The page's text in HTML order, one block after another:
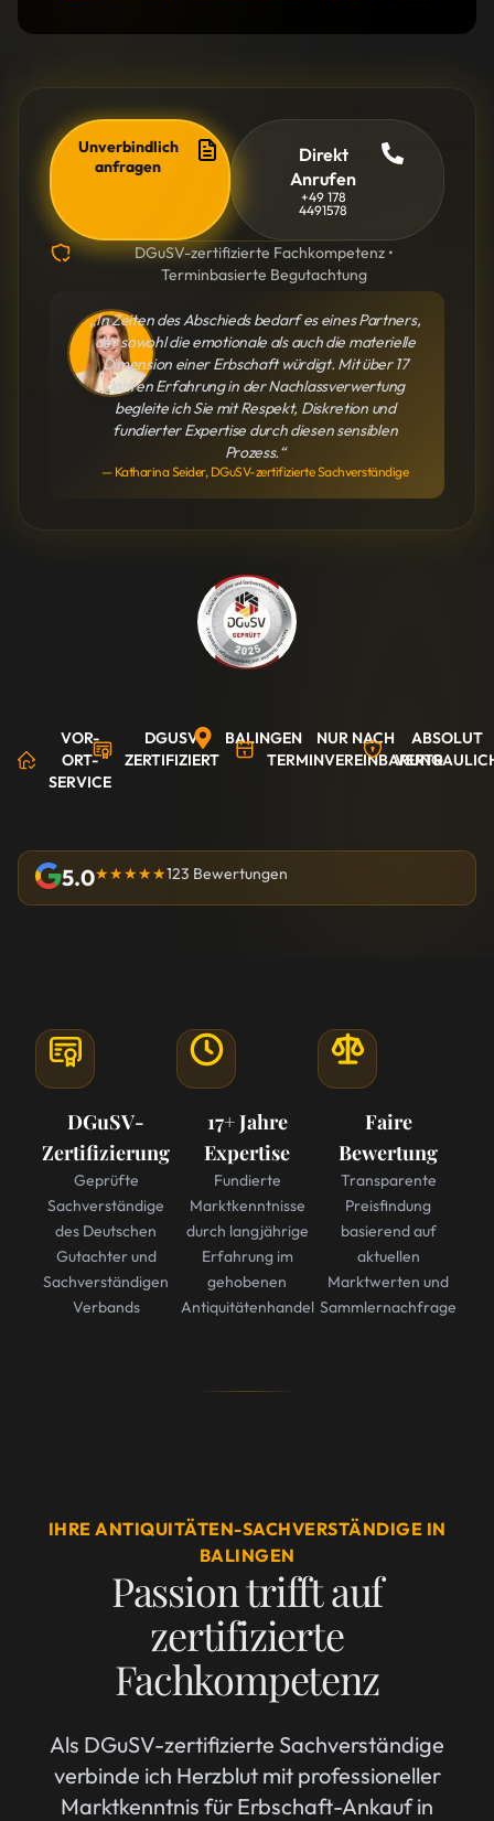
Unverbindlich
anfragen
Direkt
Anrufen
+49 178
4491578
DGuSV-zertifizierte Fachkompetenz •
Terminbasierte Begutachtung
„In Zeiten des Abschieds bedarf es eines Partners,
der sowohl die emotionale als auch die materielle
Dimension einer Erbschaft würdigt. Mit über 17
Jahren Erfahrung in der Nachlassverwertung
begleite ich Sie mit Respekt, Diskretion und
fundierter Expertise durch diesen sensiblen
Prozess.“
— Katharina Seider, DGuSV-zertifizierte Sachverständige
VOR-
ORT-
SERVICE
DGUSV
ZERTIFIZIERT
BALINGEN
NUR NACH
TERMINVEREINBARUNG
ABSOLUT
5.0★★★★★123 Bewertungen
DGuSV-
Zertifizierung
Geprüfte
Sachverständige
des Deutschen
Gutachter und
Sachverständigen
Verbands
17+ Jahre
Expertise
Fundierte
Marktkenntnisse
durch langjährige
Erfahrung im
gehobenen
Antiquitätenhandel
Faire
Bewertung
Transparente
Preisfindung
basierend auf
aktuellen
Marktwerten und
Sammlernachfrage
IHRE ANTIQUITÄTEN-SACHVERSTÄNDIGE IN
BALINGEN
Passion trifft auf
zertifizierte
Fachkompetenz
Als DGuSV-zertifizierte Sachverständige
verbinde ich Herzblut mit professioneller
Marktkenntnis für Erbschaft-Ankauf in